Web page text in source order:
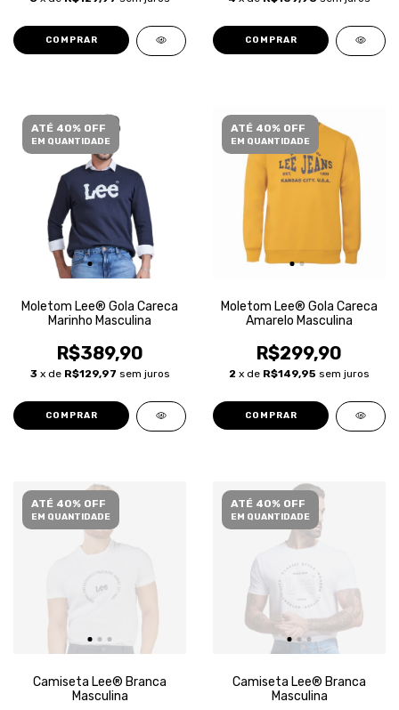
COMPRAR COMPRAR
ATÉ 40% OFF
EM QUANTIDADE
Moletom Lee® Gola Careca
Marinho Masculina
R$389,90
3 x de R$129,97 sem juros
COMPRAR
ATÉ 40% OFF
EM QUANTIDADE
Moletom Lee® Gola Careca
Amarelo Masculina
R$299,90
2 x de R$149,95 sem juros
COMPRAR
ATÉ 40% OFF
EM QUANTIDADE
Camiseta Lee® Branca
Masculina
ATÉ 40% OFF
EM QUANTIDADE
Camiseta Lee® Branca
Masculina